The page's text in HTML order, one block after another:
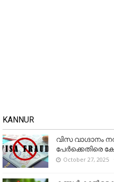
KANNUR
വിസ വാഗ്ദാനം
പേർക്കെതിരെ
October 27, 2025